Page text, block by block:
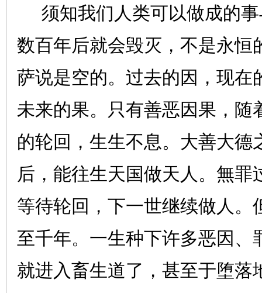
须知我们人类可以做成的
数百年后就会毁灭，不是永恒
萨说是空的。过去的因，现在
未来的果。只有善恶因果，随
的轮回，生生不息。大善大德
后，能往生天国做天人。無罪
等待轮回，下一世继续做人。
至千年。一生种下许多恶因、
就进入畜生道了，甚至于堕落